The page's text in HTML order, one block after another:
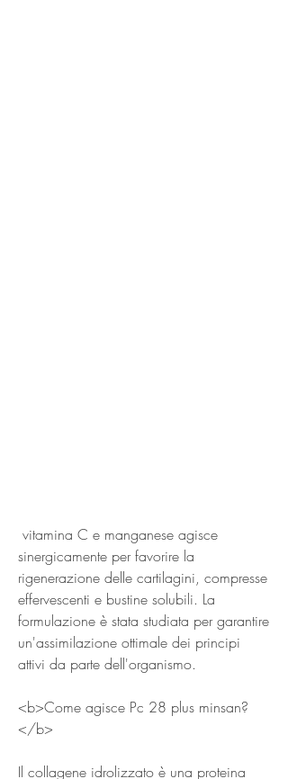
sinergicamente per favorire la
rigenerazione delle cartilagini, compresse
effervescenti e bustine solubili. La
formulazione è stata studiata per garantire
un'assimilazione ottimale dei principi
attivi da parte dell'organismo.
<b>Come agisce Pc 28 plus minsan?
</b>
Il collagene idrolizzato è una proteina